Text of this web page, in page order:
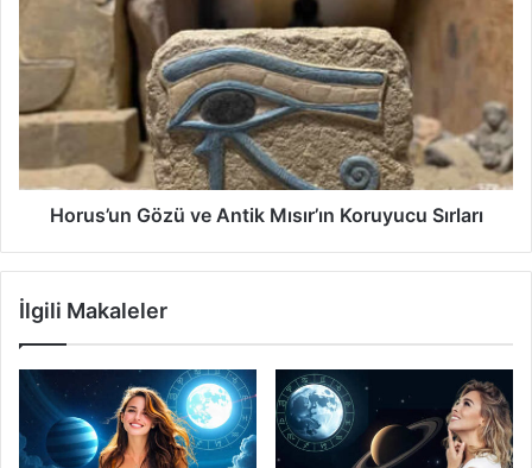
Gözü
Antik
Mısır’ın
Koruyucu
Sırları
Horus’un Gözü ve Antik Mısır’ın Koruyucu Sırları
İlgili Makaleler